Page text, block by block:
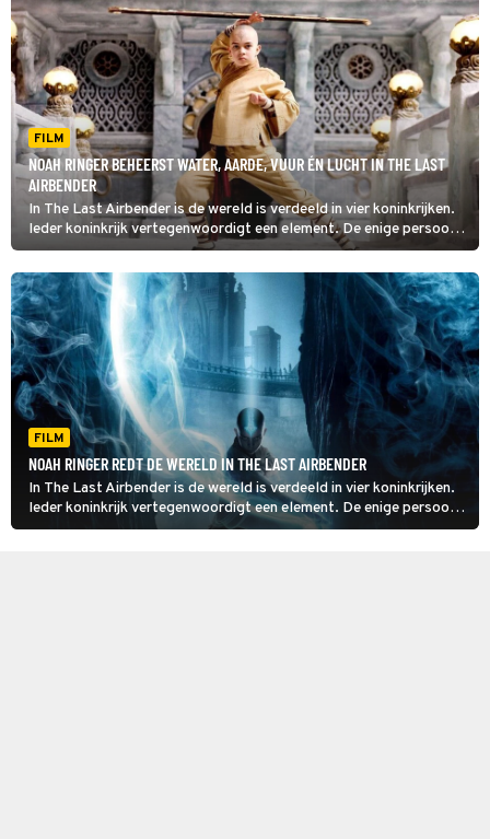
FILM
NOAH RINGER BEHEERST WATER, AARDE, VUUR ÉN LUCHT IN THE LAST
AIRBENDER
In The Last Airbender is de wereld is verdeeld in vier koninkrijken.
Ieder koninkrijk vertegenwoordigt een element. De enige persoon
die al deze elementen (aarde, lucht, vuur en water) kan beheersen,
is de jonge Aang.
FILM
NOAH RINGER REDT DE WERELD IN THE LAST AIRBENDER
In The Last Airbender is de wereld is verdeeld in vier koninkrijken.
Ieder koninkrijk vertegenwoordigt een element. De enige persoon
die al deze elementen (aarde, lucht, vuur en water) kan beheersen,